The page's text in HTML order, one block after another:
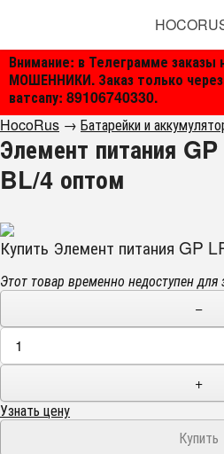
Внимание: в Телеграмме заказы
МОШЕННИКИ. Заказ только через
ватсапу: 89106740330.
HocoRus → Батарейки и
Элемент питания
BL/4 оптом
Купить Элемент питания GP
Этот товар временно недоступен для
−
+
Узнать цену